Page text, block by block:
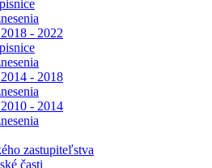
- 2022
- 2018
- 2014
zastupiteľstva
časti